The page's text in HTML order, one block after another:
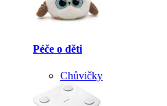
Péče o děti
Chůvičky